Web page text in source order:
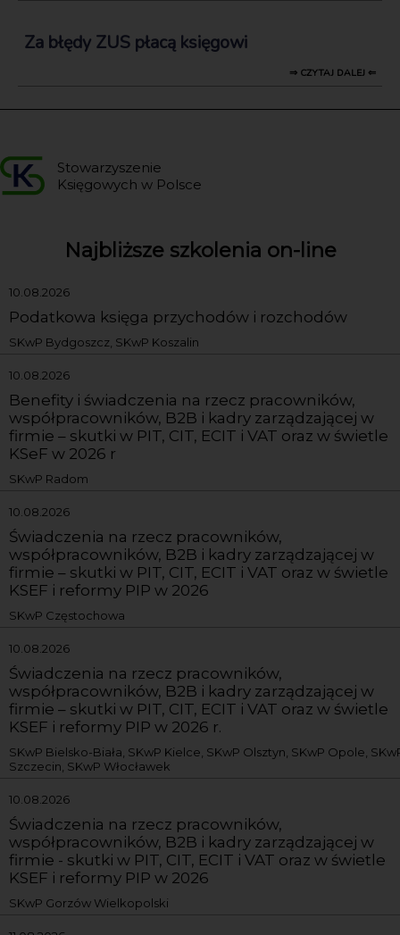
Za błędy ZUS płacą księgowi
⇒ CZYTAJ DALEJ ⇐
Stowarzyszenie
Księgowych w Polsce
Najbliższe szkolenia on-line
10.08.2026
Podatkowa księga przychodów i rozchodów
SKwP Bydgoszcz, SKwP Koszalin
10.08.2026
Benefity i świadczenia na rzecz pracowników,
współpracowników, B2B i kadry zarządzającej w
firmie – skutki w PIT, CIT, ECIT i VAT oraz w świetle
KSeF w 2026 r
SKwP Radom
10.08.2026
Świadczenia na rzecz pracowników,
współpracowników, B2B i kadry zarządzającej w
firmie – skutki w PIT, CIT, ECIT i VAT oraz w świetle
KSEF i reformy PIP w 2026
SKwP Częstochowa
10.08.2026
Świadczenia na rzecz pracowników,
współpracowników, B2B i kadry zarządzającej w
firmie – skutki w PIT, CIT, ECIT i VAT oraz w świetle
KSEF i reformy PIP w 2026 r.
SKwP Bielsko-Biała, SKwP Kielce, SKwP Olsztyn, SKwP Opole,
Szczecin, SKwP Włocławek
10.08.2026
Świadczenia na rzecz pracowników,
współpracowników, B2B i kadry zarządzającej w
firmie - skutki w PIT, CIT, ECIT i VAT oraz w świetle
KSEF i reformy PIP w 2026
SKwP Gorzów Wielkopolski